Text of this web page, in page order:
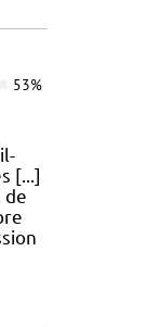
53%
[...]
de